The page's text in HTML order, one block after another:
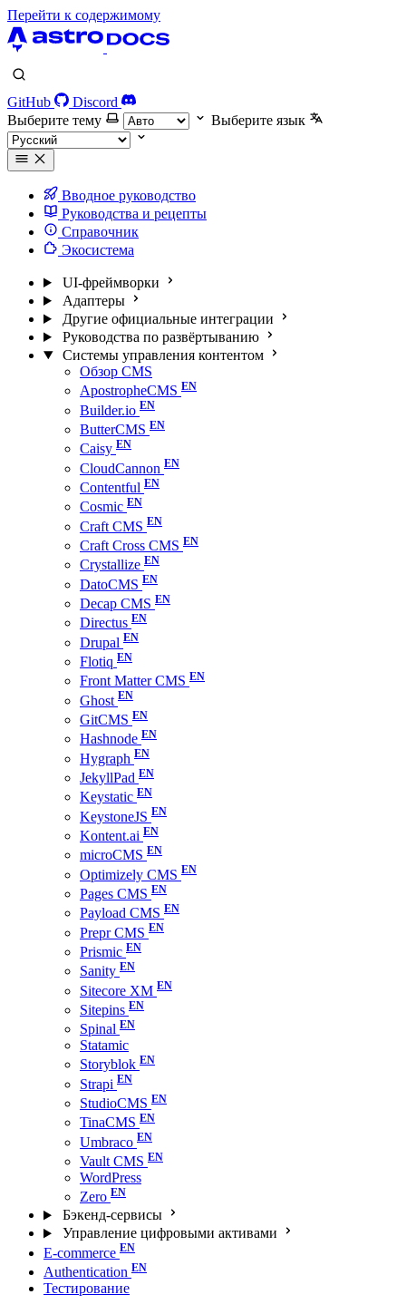
Перейти к содержимому
GitHub
Discord
Выберите тему
Выберите язык
Вводное руководство
Руководства и рецепты
Справочник
Экосистема
UI-фреймворки
Адаптеры
Другие официальные интеграции
Руководства по развёртыванию
Системы управления контентом
Обзор CMS
ApostropheCMS
Builder.io
ButterCMS
Caisy
CloudCannon
Contentful
Cosmic
Craft CMS
Craft Cross CMS
Crystallize
DatoCMS
Decap CMS
Directus
Drupal
Flotiq
Front Matter CMS
Ghost
GitCMS
Hashnode
Hygraph
JekyllPad
Keystatic
KeystoneJS
Kontent.ai
microCMS
Optimizely CMS
Pages CMS
Payload CMS
Prepr CMS
Prismic
Sanity
Sitecore XM
Sitepins
Spinal
Statamic
Storyblok
Strapi
StudioCMS
TinaCMS
Umbraco
Vault CMS
WordPress
Zero
Бэкенд-сервисы
Управление цифровыми активами
E-commerce
Authentication
Тестирование